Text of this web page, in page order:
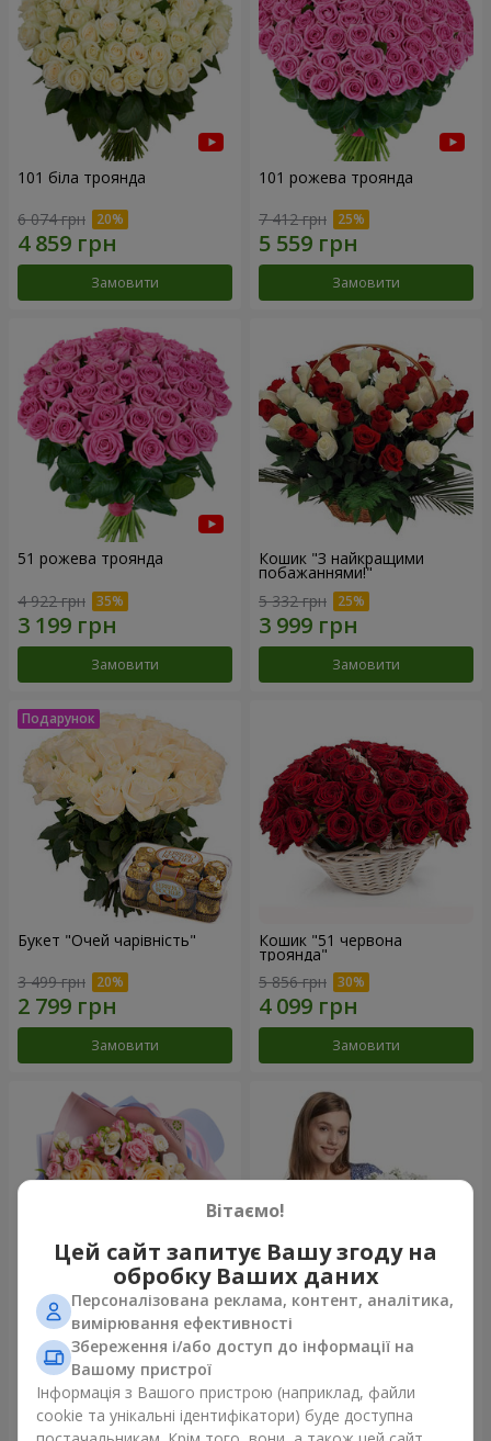
101 біла троянда
6 074 грн
Замовити
101 рожева троянда
7 412 грн
Замовити
51 рожева троянда
4 922 грн
Замовити
Кошик "З найкращими
побажаннями!"
5 332 грн
Замовити
Букет "Очей чарівність"
3 499 грн
Замовити
Кошик "51 червона
троянда"
5 856 грн
Замовити
Букет "Казка мого життя"
2 332 грн
Замовити
Кошик "Янголятко"
Замовити
Вітаємо!
Цей сайт запитує Вашу згоду на
обробку Ваших даних
Персоналізована реклама, контент, аналітика,
вимірювання ефективності
Збереження і/або доступ до інформації на
Вашому пристрої
Інформація з Вашого пристрою (наприклад, файли
cookie та унікальні ідентифікатори) буде доступна